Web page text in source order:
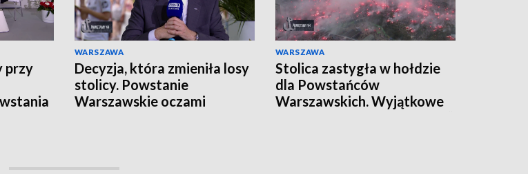
przy
WARSZAWA
Decyzja, która zmieniła losy
stolicy. Powstanie
Warszawskie oczami
WARSZAWA
Stolica zastygła w hołdzie
dla Powstańców
Warszawskich. Wyjątkowe